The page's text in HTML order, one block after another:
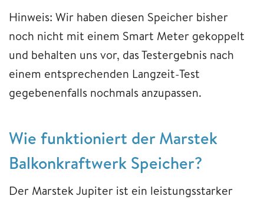
Hinweis: Wir haben diesen Speicher bisher
noch nicht mit einem Smart Meter gekoppelt
und behalten uns vor, das Testergebnis nach
einem entsprechenden Langzeit-Test
gegebenenfalls nochmals anzupassen.
Wie funktioniert der Marstek
Balkonkraftwerk Speicher?
Der Marstek Jupiter ist ein leistungsstarker